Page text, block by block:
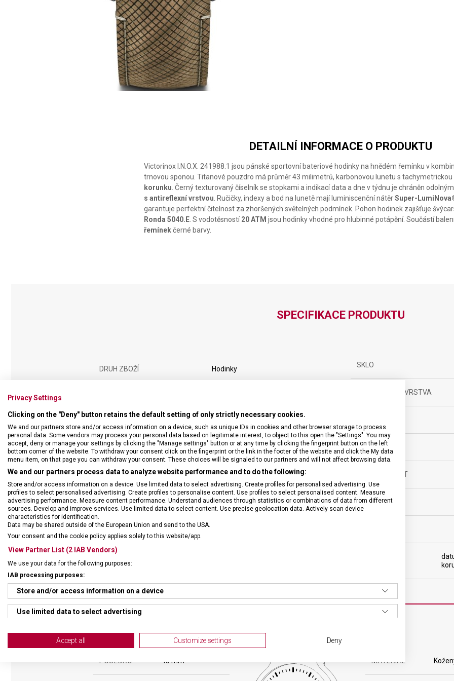
DETAILNÍ INFORMACE O PRODUKTU
Victorinox I.N.O.X. 241988.1 jsou pánské sportovní bateriové hodinky na hnědém řemínku v
trnovou sponou. Titanové pouzdro má průměr 43 milimetrů, karbonovou lunetu s
korunku. Černý texturovaný číselník se stopkami a indikací data a dne v týdnu je chráněn
s antireflexní vrstvou. Ručičky, indexy a bod na lunetě mají luminiscenční nátěrSuper-
garantuje perfektní čitelnost za zhoršených světelných podmínek. Pohon hodinek zajišťuje
Ronda 5040.E. S vodotěsností20 ATM jsou hodinky vhodné pro hlubinné potápění. Součástí
řemínekčerné barvy.
SPECIFIKACE PRODUKTU
DRUH ZBOŽÍ Hodinky
ZÁRUKA 60 měsíců
TYP HODINEK Pánské
ČÍSELNÍK Ručičkový
TVAR ČÍSELNÍKU
BARVA ČÍSELNÍKU
SKLO
ANTIREFLEXNÍ VRSTVA
POUZDRO
VODOTĚSNOST
POHON
VELIKOST
POUZDRO 43 mm MATERIÁL
Privacy Settings
Clicking on the "Deny" button retains the default setting of only strictly necessary cookies.
We and our partners store and/or access information on a device, such as unique IDs in cookies and other browser storage to process
personal data. Some vendors may process your personal data based on legitimate interest, to object to this open the "Settings". You may
accept, deny or manage your settings by clicking the "Manage settings" button or at any time by clicking the fingerprint button on the left
bottom corner of the website. To withdraw your consent click on the fingerprint or the link in the footer of the website and click the My data
menu item, on that page you can withdraw your consent. These choices will be signaled to our partners and will not affect browsing data.
We and our partners process data to analyze website performance and to do the following:
Store and/or access information on a device. Use limited data to select advertising. Create profiles for personalised advertising. Use
profiles to select personalised advertising. Create profiles to personalise content. Use profiles to select personalised content. Measure
advertising performance. Measure content performance. Understand audiences through statistics or combinations of data from different
sources. Develop and improve services. Use limited data to select content. Use precise geolocation data. Actively scan device
characteristics for identification.
Data may be shared outside of the European Union and send to the USA.
Your consent and the cookie policy applies solely to this website/app.
View Partner List (2 IAB Vendors)
We use your data for the following purposes:
IAB processing purposes:
Store and/or access information on a device
Use limited data to select advertising
Create profiles for personalised advertising
Create profiles to personalise content
Accept all Customize settings Deny